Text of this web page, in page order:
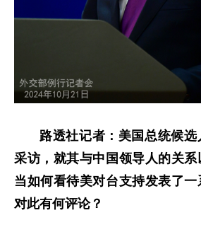
路透社记者：美国总统候
采访，就其与中国领导人的关
当如何看待美对台支持发表了
对此有何评论？